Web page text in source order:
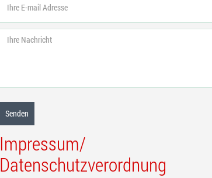
Impressum/
Datenschutzverordnung